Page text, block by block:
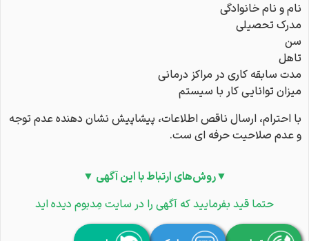
نام و نام خانوادگی
مدرک تحصیلی
سن
تاهل
مدت سابقه کاری در مراکز درمانی
میزان توانایی کار با سیستم
با احترام، ارسال ناقص اطلاعات، پیشاپیش نشان دهنده عدم توجه
و عدم صلاحیت حرفه ای ست.
▼روش‌های ارتباط با این آگهی ▼
حتما قید بفرمایید که آگهی را در سایت مِدبوم دیده اید